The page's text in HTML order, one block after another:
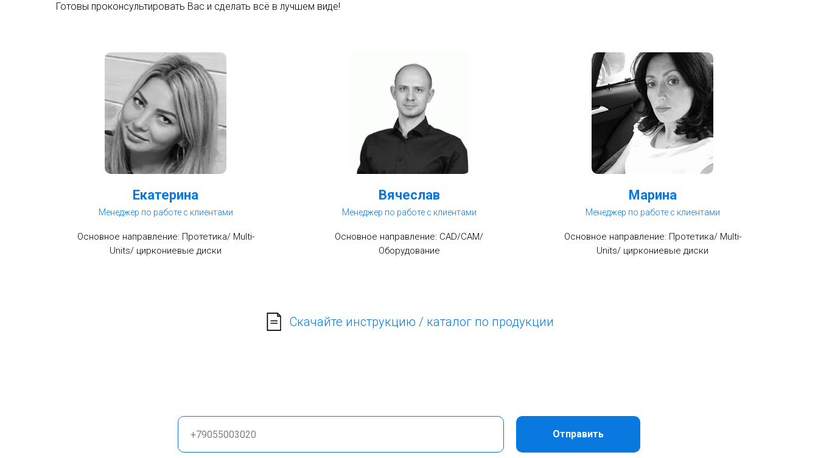
Готовы проконсультировать Вас и сделать всё в лучшем виде!
Екатерина
Менеджер по работе с клиентами
Основное направление: Протетика/ Multi-
Units/ циркониевые диски
Вячеслав
Менеджер по работе с клиентами
Основное направление: CAD/CAM/
Оборудование
Марина
Менеджер по работе с клиентами
Основное направление: Протетика/ Multi-
Units/ циркониевые диски
Скачайте инструкцию / каталог по продукции
Отправить